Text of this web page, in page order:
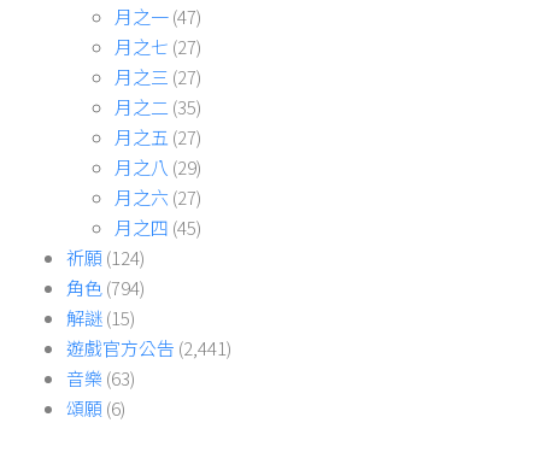
月之一(47)
月之七 (27)
月之三 (27)
月之二 (35)
月之五 (27)
月之八 (29)
月之六 (27)
月之四 (45)
祈願(124)
角色(794)
解謎(15)
遊戲官方公告 (2,441)
音樂 (63)
頌願(6)